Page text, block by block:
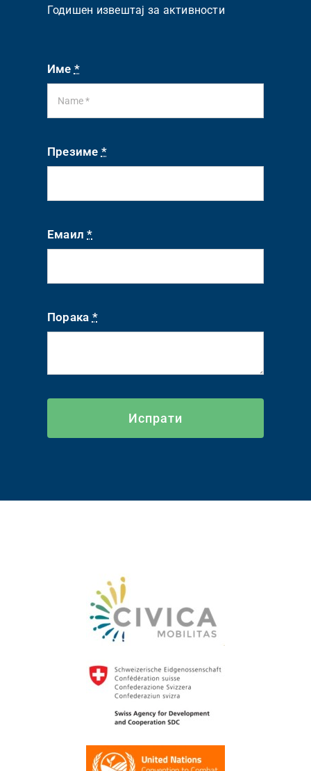
Годишен извештај за активности
Име *
Презиме *
Емаил*
Порака *
Испрати